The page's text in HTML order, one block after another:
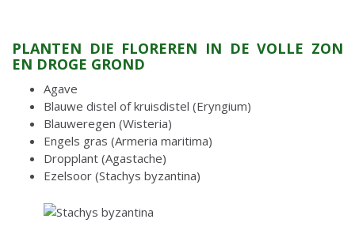
PLANTEN DIE FLOREREN IN DE VOLLE ZON
EN DROGE GROND
Agave
Blauwe distel of kruisdistel (Eryngium)
Blauweregen (Wisteria)
Engels gras (Armeria maritima)
Dropplant (Agastache)
Ezelsoor (Stachys byzantina)